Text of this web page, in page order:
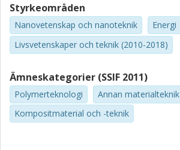
Andrzej Rybak
ABB
ABB
Magnus Svensson
Wellspect Healthcare
Styrkeområden
Nanovetenskap och nanoteknik
Energi
Livsvetenskaper och teknik (2010-2018)
Ämneskategorier (SSIF 2011)
Polymerteknologi
Annan materialteknik
Kompositmaterial och -teknik